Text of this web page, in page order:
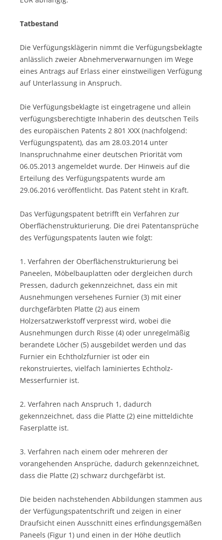
Tatbestand
Die Verfügungsklägerin nimmt die Verfügungsbeklagte
anlässlich zweier Abnehmerverwarnungen im Wege
eines Antrags auf Erlass einer einstweiligen Verfügung
auf Unterlassung in Anspruch.
Die Verfügungsbeklagte ist eingetragene und allein
verfügungsberechtigte Inhaberin des deutschen Teils
des europäischen Patents 2 801 XXX (nachfolgend:
Verfügungspatent), das am 28.03.2014 unter
Inanspruchnahme einer deutschen Priorität vom
06.05.2013 angemeldet wurde. Der Hinweis auf die
Erteilung des Verfügungspatents wurde am
29.06.2016 veröffentlicht. Das Patent steht in Kraft.
Das Verfügungspatent betrifft ein Verfahren zur
Oberflächenstrukturierung. Die drei Patentansprüche
des Verfügungspatents lauten wie folgt:
1. Verfahren der Oberflächenstrukturierung bei
Paneelen, Möbelbauplatten oder dergleichen durch
Pressen, dadurch gekennzeichnet, dass ein mit
Ausnehmungen versehenes Furnier (3) mit einer
durchgefärbten Platte (2) aus einem
Holzersatzwerkstoff verpresst wird, wobei die
Ausnehmungen durch Risse (4) oder unregelmäßig
berandete Löcher (5) ausgebildet werden und das
Furnier ein Echtholzfurnier ist oder ein
rekonstruiertes, vielfach laminiertes Echtholz-
Messerfurnier ist.
2. Verfahren nach Anspruch 1, dadurch
gekennzeichnet, dass die Platte (2) eine mitteldichte
Faserplatte ist.
3. Verfahren nach einem oder mehreren der
vorangehenden Ansprüche, dadurch gekennzeichnet,
dass die Platte (2) schwarz durchgefärbt ist.
Die beiden nachstehenden Abbildungen stammen aus
der Verfügungspatentschrift und zeigen in einer
Draufsicht einen Ausschnitt eines erfindungsgemäßen
Paneels (Figur 1) und einen in der Höhe deutlich